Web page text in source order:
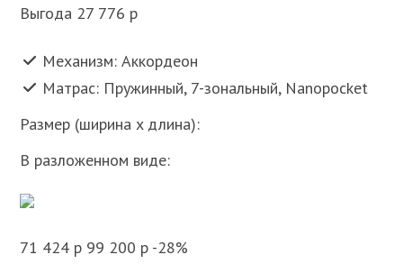
Выгода 27 776 p
Механизм: Аккордеон
Матрас: Пружинный, 7-зональный, Nanopocket
Размер (ширина x длина):
В разложенном виде:
71 424 p 99 200 p -28%